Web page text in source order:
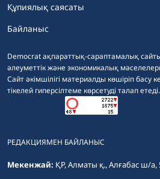
Democrat ақпараттық-сараптамалық сайты
әлеуметтік және экономикалық
Сайт әкімшілігі материалды көшіріп басу
тікелей гиперсілтеме көрсетуді талап етеді.
Құпиялық саясаты
Байланыс
РЕДАКЦИЯМЕН БАЙЛАНЫС
Мекенжай: ҚР, Алматы қ., Алғабас ш/а,